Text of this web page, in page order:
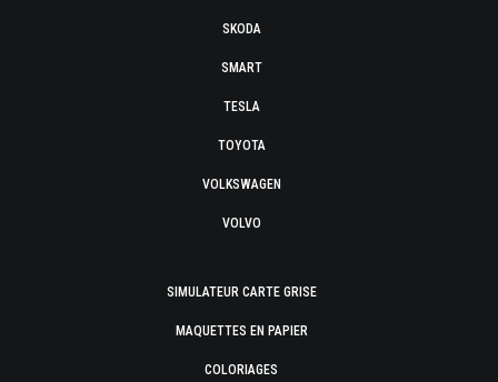
SKODA
SMART
TESLA
TOYOTA
VOLKSWAGEN
VOLVO
SIMULATEUR CARTE GRISE
MAQUETTES EN PAPIER
COLORIAGES